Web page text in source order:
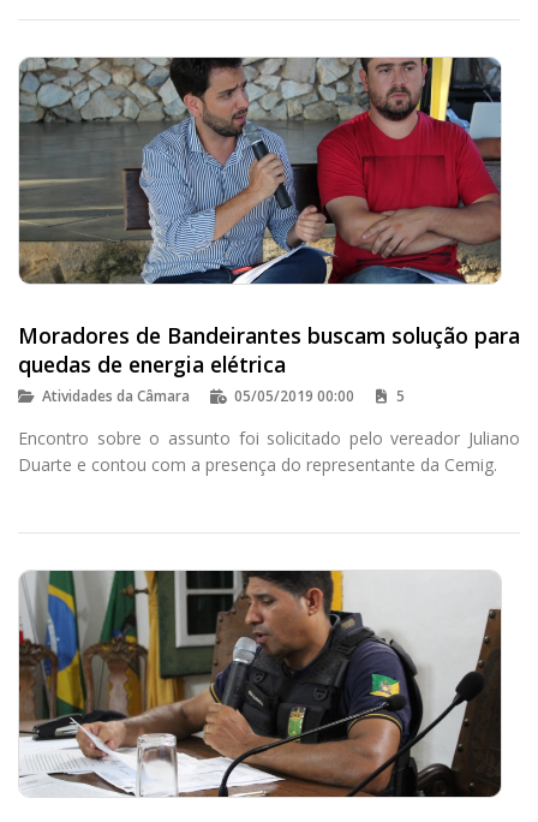
Moradores de Bandeirantes buscam solução para
quedas de energia elétrica
Atividades da Câmara 05/05/2019 00:00 5
Encontro sobre o assunto foi solicitado pelo vereador Juliano
Duarte e contou com a presença do representante da Cemig.